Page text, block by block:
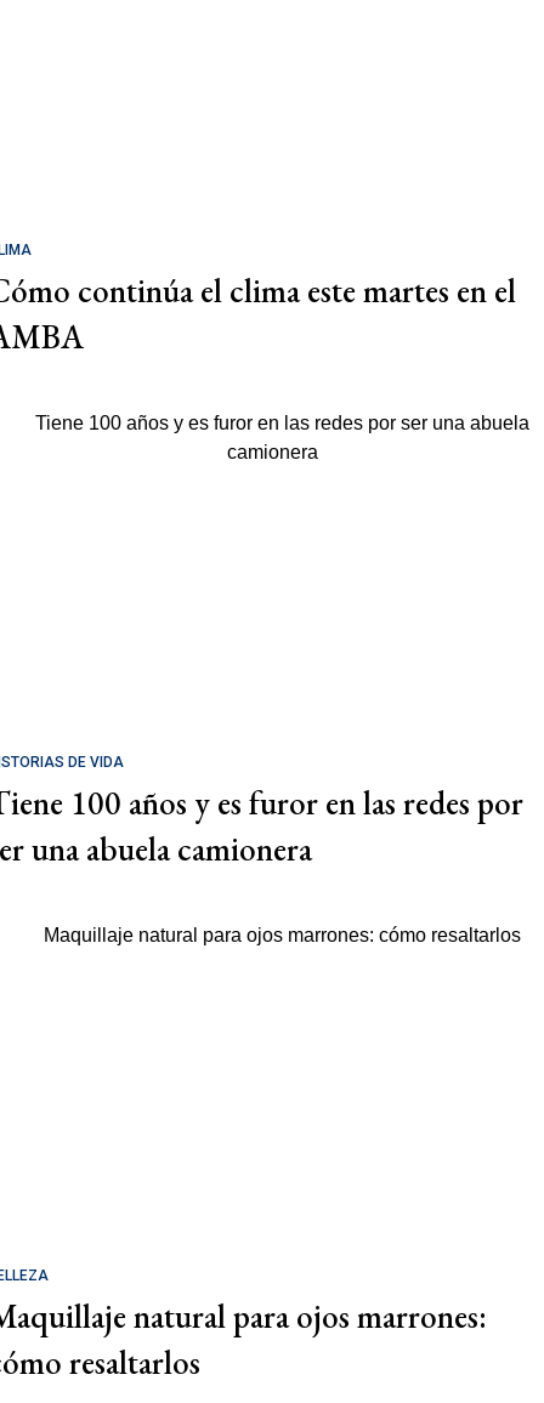
continúa el clima este martes en el
DE VIDA
100 años y es furor en las redes por
una abuela camionera
natural para ojos marrones:
resaltarlos